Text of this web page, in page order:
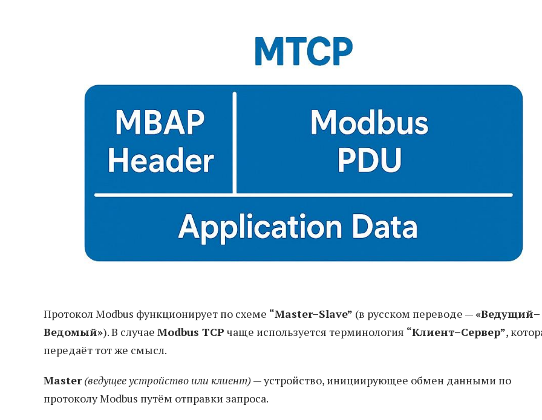
Протокол Modbus функционирует по схеме “Master–Slave” (в русском переводе —«Ведущий–
Ведомый»). В случае Modbus TCP чаще используется терминология “Клиент–Сервер”,
передаёт тот же смысл.
Master (ведущее устройство или клиент)— устройство, инициирующее обмен данными по
протоколу Modbus путём отправки запроса.